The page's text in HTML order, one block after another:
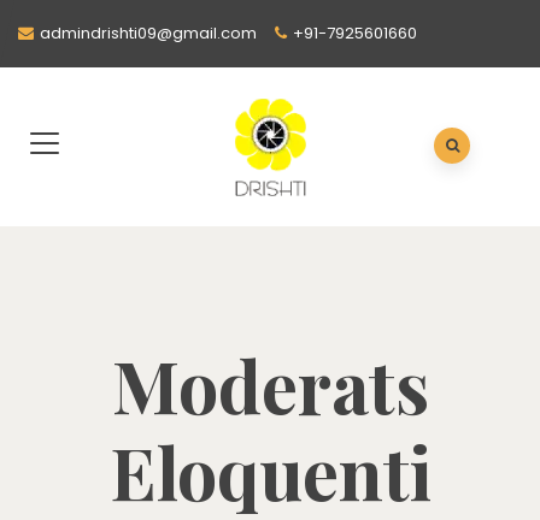
admindrishti09@gmail.com +91-7925601660
Moderats
Eloquenti